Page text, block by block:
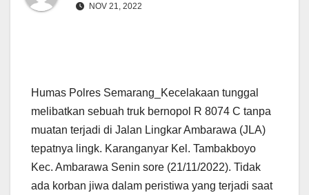
NOV 21, 2022
Humas Polres Semarang_Kecelakaan tunggal
melibatkan sebuah truk bernopol R 8074 C tanpa
muatan terjadi di Jalan Lingkar Ambarawa (JLA)
tepatnya lingk. Karanganyar Kel. Tambakboyo
Kec. Ambarawa Senin sore (21/11/2022). Tidak
ada korban jiwa dalam peristiwa yang terjadi saat